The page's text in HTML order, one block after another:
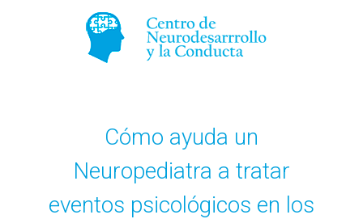
Cómo ayuda un
Neuropediatra a tratar
eventos psicológicos en los